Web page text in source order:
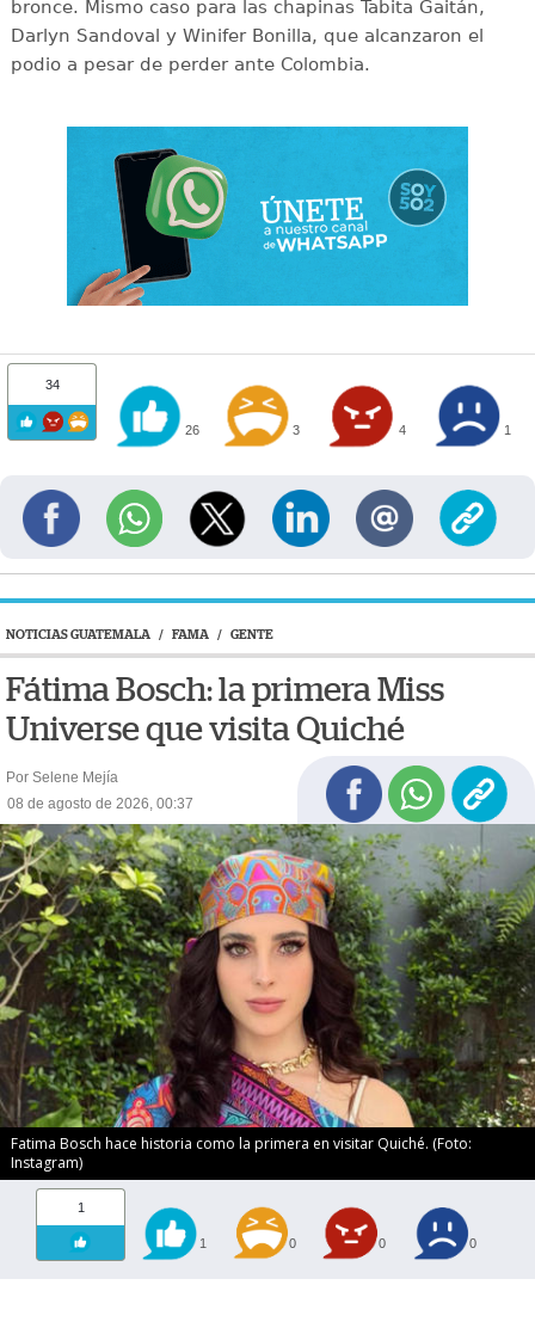
bronce. Mismo caso para las chapinas Tabita Gaitán,
Darlyn Sandoval y Winifer Bonilla, que alcanzaron el
podio a pesar de perder ante Colombia.
34
26 3 4 1
NOTICIAS GUATEMALA / FAMA / GENTE
Fátima Bosch: la primera Miss
Universe que visita Quiché
Por Selene Mejía
08 de agosto de 2026, 00:37
Fatima Bosch hace historia como la primera en visitar Quiché. (Foto:
Instagram)
1
1 0 0 0